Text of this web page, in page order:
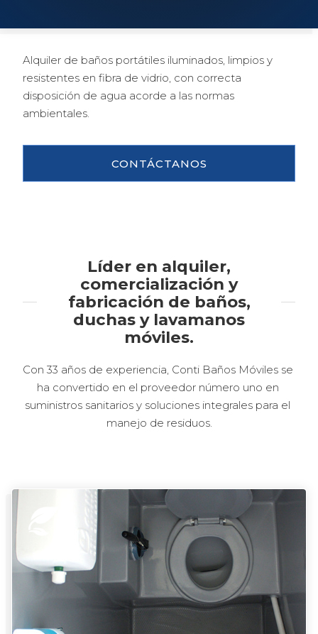
Alquiler de baños portátiles iluminados, limpios y
resistentes en fibra de vidrio, con correcta
disposición de agua acorde a las normas
ambientales.
CONTÁCTANOS
Líder en alquiler,
comercialización y
fabricación de baños,
duchas y lavamanos
móviles.
Con 33 años de experiencia, Conti Baños Móviles se
ha convertido en el proveedor número uno en
suministros sanitarios y soluciones integrales para el
manejo de residuos.